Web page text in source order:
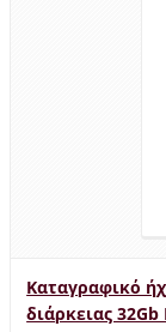
Καταγραφικό
διάρκειας 32Gb